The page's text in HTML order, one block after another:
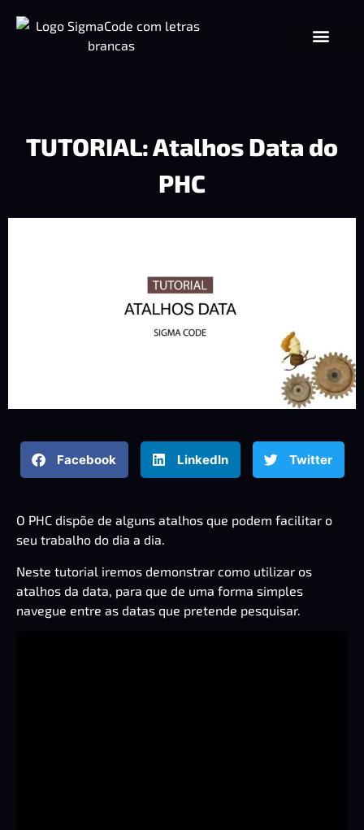
TUTORIAL: Atalhos Data do
PHC
Facebook LinkedIn Twitter
O PHC dispõe de alguns atalhos que podem facilitar o
seu trabalho do dia a dia.
Neste tutorial iremos demonstrar como utilizar os
atalhos da data, para que de uma forma simples
navegue entre as datas que pretende pesquisar.